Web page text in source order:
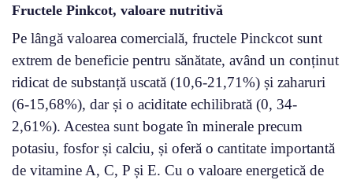
Fructele Pinkcot, valoare nutritivă
Pe lângă valoarea comercială, fructele Pinckcot sunt
extrem de beneficie pentru sănătate, având un conținut
ridicat de substanță uscată (10,6-21,71%) și zaharuri
(6-15,68%), dar și o aciditate echilibrată (0, 34-
2,61%). Acestea sunt bogate în minerale precum
potasiu, fosfor și calciu, și oferă o cantitate importantă
de vitamine A, C, P și E. Cu o valoare energetică de